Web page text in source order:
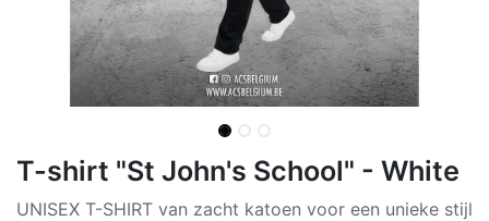
T-shirt "St John's School" - White
UNISEX T-SHIRT van zacht katoen voor een unieke stijl